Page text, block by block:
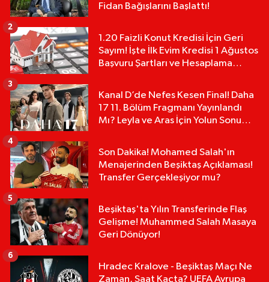
Fidan Bağışlarını Başlattı!
1.20 Faizli Konut Kredisi İçin Geri
Sayım! İşte İlk Evim Kredisi 1 Ağustos
Başvuru Şartları ve Hesaplama
2
Kanal D’de Nefes Kesen Final! Daha
17 11. Bölüm Fragmanı Yayınlandı
Mı? Leyla ve Aras İçin Yolun Sonu
3
Son Dakika! Mohamed Salah'ın
Menajerinden Beşiktaş Açıklaması!
Transfer Gerçekleşiyor mu?
4
Beşiktaş'ta Yılın Transferinde Flaş
Gelişme! Muhammed Salah Masaya
Geri Dönüyor!
5
Hradec Kralove - Beşiktaş Maçı Ne
Zaman, Saat Kaçta? UEFA Avrupa
6